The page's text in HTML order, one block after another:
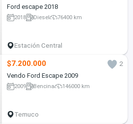
Ford escape 2018
2018 Diesel 76400 km
Estación Central
$7.200.000
2
Vendo Ford Escape 2009
2009 Bencina 146000 km
Temuco